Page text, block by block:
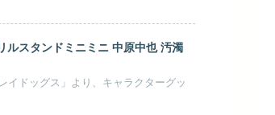
ルスタンドミニミニ 中原中也 汚濁
イドッグス」より、キャラクターグッ